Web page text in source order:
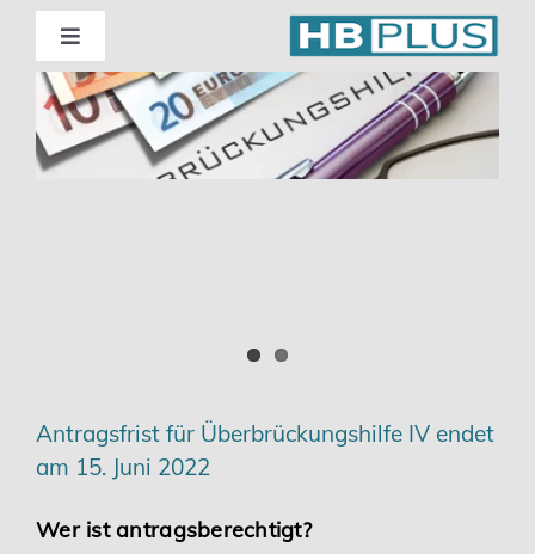
Skip
content
Toggle
Navigation
Standorte
Beratung
Themenschwerpunkte
Antragsfrist für Überbrückungshilfe IV endet
am 15. Juni 2022
Wer ist antragsberechtigt?